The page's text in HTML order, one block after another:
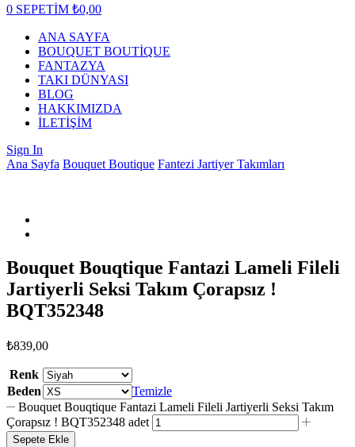
0 SEPETİM ₺0,00
ANA SAYFA
BOUQUET BOUTİQUE
FANTAZYA
TAKI DÜNYASI
BLOG
HAKKIMIZDA
İLETİŞİM
Sign In
Ana Sayfa Bouquet Boutique Fantezi Jartiyer Takımları
Bouquet Bouqtique Fantazi Lameli Fileli
Jartiyerli Seksi Takım Çorapsız !
BQT352348
₺839,00
Renk
Beden
Temizle
Bouquet Bouqtique Fantazi Lameli Fileli Jartiyerli Seksi Takım
Çorapsız ! BQT352348 adet
Sepete Ekle